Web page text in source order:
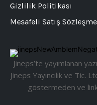
Jineps’te yayımlanan
Jineps Yayıncılık ve Tic.
göstermeden ve
Gizlilik Politikası
Mesafeli Satış